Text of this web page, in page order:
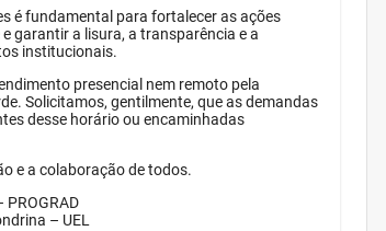
é fundamental para fortalecer as ações
garantir a lisura, a transparência e a
institucionais.
presencial nem remoto pela
Solicitamos, gentilmente, que as demandas
desse horário ou encaminhadas
e a colaboração de todos.
PROGRAD
– UEL